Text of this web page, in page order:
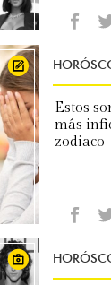
Estos
más
zodiaco